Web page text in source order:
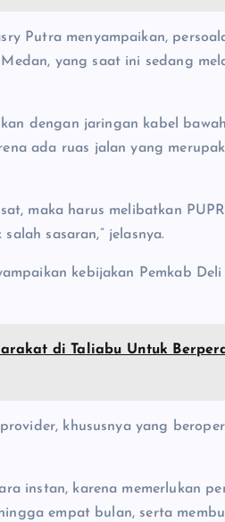
Putra menyampaikan,
yang saat ini sedang
dengan jaringan kabel
ada ruas jalan yang
maka harus melibatkan
sasaran,” jelasnya.
kebijakan Pemkab
di Taliabu Untuk
khususnya yang
instan, karena memerlukan
empat bulan, serta